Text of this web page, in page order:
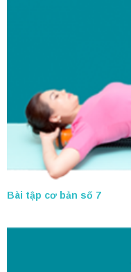
Bài tập cơ bản số 7